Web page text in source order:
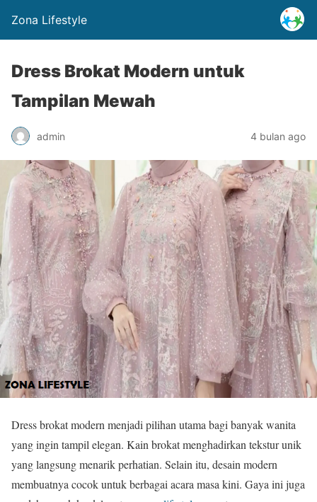
Zona Lifestyle
Dress Brokat Modern untuk
Tampilan Mewah
admin 4 bulan ago
Dress brokat modern menjadi pilihan utama bagi banyak wanita
yang ingin tampil elegan. Kain brokat menghadirkan tekstur unik
yang langsung menarik perhatian. Selain itu, desain modern
membuatnya cocok untuk berbagai acara masa kini. Gaya ini juga